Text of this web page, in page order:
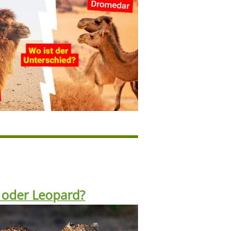
oder Leopard?